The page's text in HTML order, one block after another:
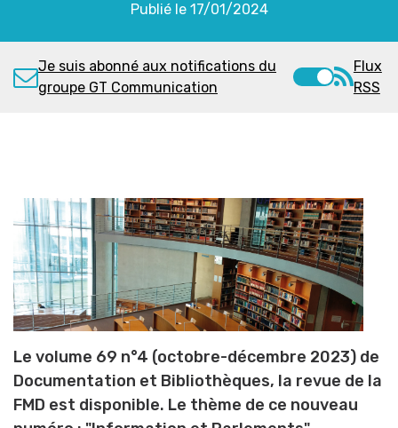
Publié le 17/01/2024
Je suis abonné aux notifications du
groupe GT Communication
Flux
RSS
Le volume 69 n°4 (octobre-décembre 2023) de
Documentation et Bibliothèques, la revue de la
FMD est disponible. Le thème de ce nouveau